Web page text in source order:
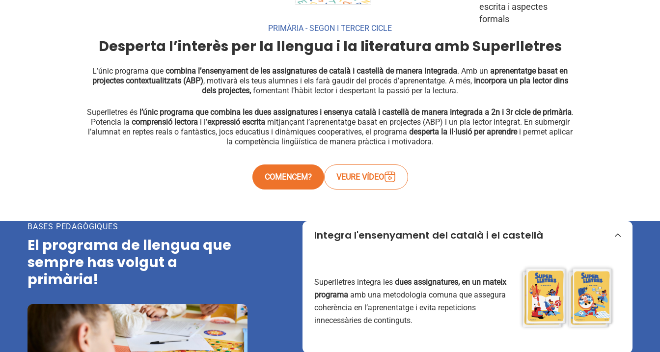
escrita i aspectes
formals
PRIMÀRIA - SEGON I TERCER CICLE
Desperta l’interès per la llengua i la literatura amb Superlletres
L’únic programa que combina l’ensenyament de les assignatures de català i castellà de manera integrada. Amb un aprenentatge basat en
projectes contextualitzats (ABP), motivarà els teus alumnes i els farà gaudir del procés d’aprenentatge. A més, incorpora un pla lector dins
dels projectes, fomentant l’hàbit lector i despertant la passió per la lectura.
Superlletres és l’únic programa que combina les dues assignatures i ensenya català i castellà de manera integrada a 2n i 3r cicle de primària.
Potencia la comprensió lectorai l’expressió escritamitjançant l’aprenentatge basat en projectes (ABP) i un pla lector integrat. En submergir
l’alumnat en reptes reals o fantàstics, jocs educatius i dinàmiques cooperatives, el programa desperta la il·lusió per aprendrei permet aplicar
la competència lingüística de manera pràctica i motivadora.
COMENCEM? VEURE VÍDEO
BASES PEDAGÒGIQUES
El programa de llengua que
sempre has volgut a
primària!
Integra l'ensenyament del català i el castellà
Superlletres integra les dues assignatures, en un mateix
programa amb una metodologia comuna que assegura
coherència en l’aprenentatge i evita repeticions
innecessàries de continguts.